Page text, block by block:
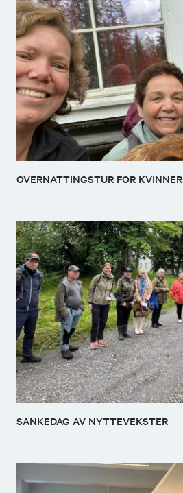
OVERNATTINGSTUR FOR KVINNER
SANKEDAG AV NYTTEVEKSTER